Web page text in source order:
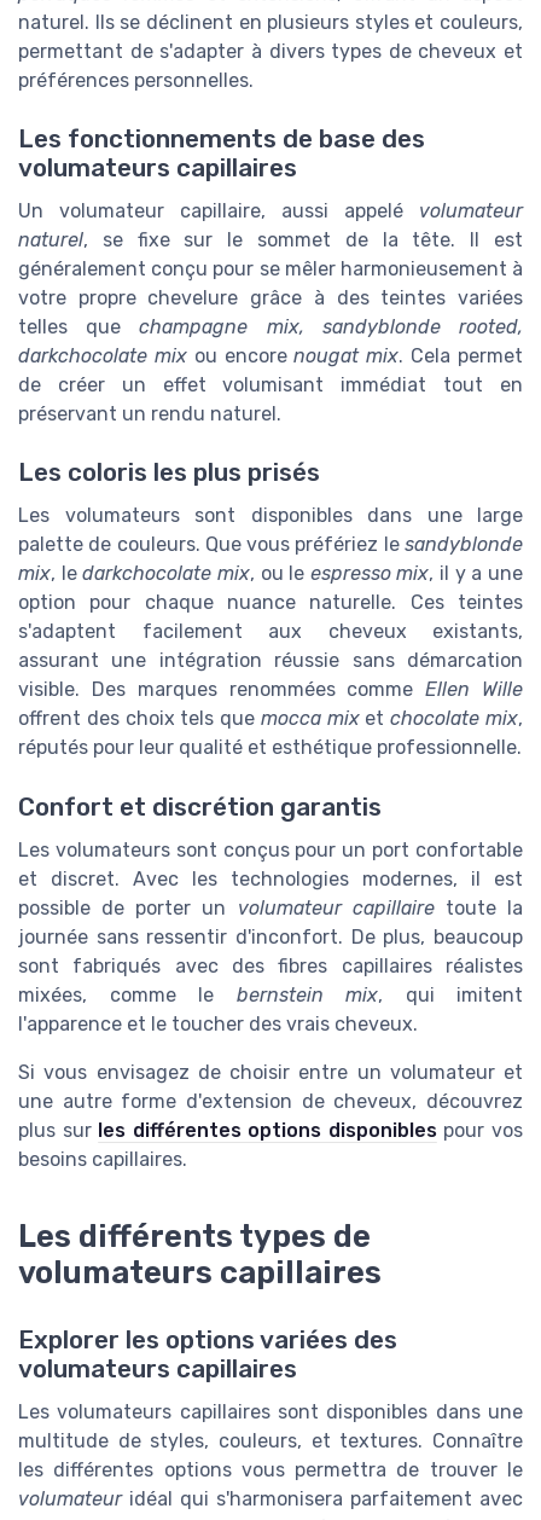
naturel. Ils se déclinent en plusieurs styles et couleurs,
permettant de s'adapter à divers types de cheveux et
préférences personnelles.
Les fonctionnements de base des
volumateurs capillaires
Un volumateur capillaire, aussi appelé volumateur
naturel, se fixe sur le sommet de la tête. Il est
généralement conçu pour se mêler harmonieusement à
votre propre chevelure grâce à des teintes variées
telles quechampagne mix, sandyblonde rooted,
darkchocolate mixou encorenougat mix. Cela permet
de créer un effet volumisant immédiat tout en
préservant un rendu naturel.
Les coloris les plus prisés
Les volumateurs sont disponibles dans une large
palette de couleurs. Que vous préfériez le sandyblonde
mix, ledarkchocolate mix, ou le espresso mix, il y a une
option pour chaque nuance naturelle. Ces teintes
s'adaptent facilement aux cheveux existants,
assurant une intégration réussie sans démarcation
visible. Des marques renommées commeEllen Wille
offrent des choix tels que mocca mixetchocolate mix,
réputés pour leur qualité et esthétique professionnelle.
Confort et discrétion garantis
Les volumateurs sont conçus pour un port confortable
et discret. Avec les technologies modernes, il est
possible de porter un volumateur capillairetoute la
journée sans ressentir d'inconfort. De plus, beaucoup
sont fabriqués avec des fibres capillaires réalistes
mixées, comme le bernstein mix, qui imitent
l'apparence et le toucher des vrais cheveux.
Si vous envisagez de choisir entre un volumateur et
une autre forme d'extension de cheveux, découvrez
plus sur les différentes options disponiblespour vos
besoins capillaires.
Les différents types de
volumateurs capillaires
Explorer les options variées des
volumateurs capillaires
Les volumateurs capillaires sont disponibles dans une
multitude de styles, couleurs, et textures. Connaître
les différentes options vous permettra de trouver le
volumateuridéal qui s'harmonisera parfaitement avec